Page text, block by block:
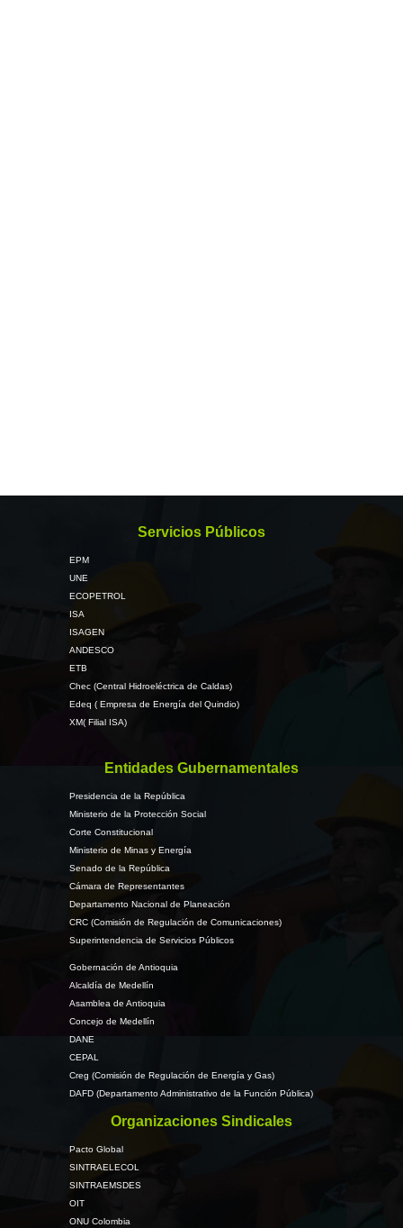
Servicios Públicos
EPM
UNE
ECOPETROL
ISA
ISAGEN
ANDESCO
ETB
Chec (Central Hidroeléctrica de Caldas)
Edeq ( Empresa de Energía del Quindio)
XM( Filial ISA)
Entidades Gubernamentales
Presidencia de la República
Ministerio de la Protección Social
Corte Constitucional
Ministerio de Minas y Energía
Senado de la República
Cámara de Representantes
Departamento Nacional de Planeación
CRC (Comisión de Regulación de Comunicaciones)
Superintendencia de Servicios Públicos
Gobernación de Antioquia
Alcaldía de Medellín
Asamblea de Antioquia
Concejo de Medellín
DANE
CEPAL
Creg (Comisión de Regulación de Energía y Gas)
DAFD (Departamento Administrativo de la Función Pública)
Organizaciones Sindicales
Pacto Global
SINTRAELECOL
SINTRAEMSDES
OIT
ONU Colombia